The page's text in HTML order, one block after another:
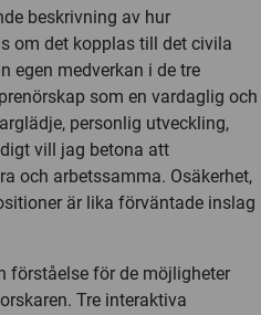
beskrivning av hur
om det kopplas till det civila
egen medverkan i de tre
som en vardaglig och
personlig utveckling,
vill jag betona att
och arbetssamma. Osäkerhet,
är lika förväntade inslag
förståelse för de möjligheter
Tre interaktiva